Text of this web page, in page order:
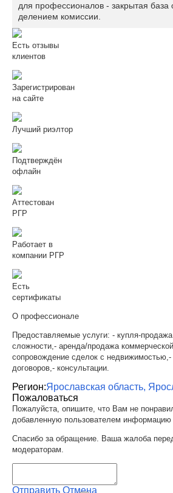
для профессионалов - закрытая база
делением комиссии.
Есть отзывы
клиентов
Зарегистрирован
на сайте
Лучший риэлтор
Подтверждён
офлайн
Аттестован
РГР
Работает в
компании РГР
Есть
сертификаты
О профессионале
Предоставляемые услуги: - купля-
сложности,- аренда/продажа
сопровождение сделок с недвижимостью,-
договоров,- консультации.
Регион:Ярославская область,
Пожаловаться
Пожалуйста, опишите, что Вам не
добавленную пользователем
Спасибо за обращение. Ваша жалоба
модераторам.
Отправить Отмена